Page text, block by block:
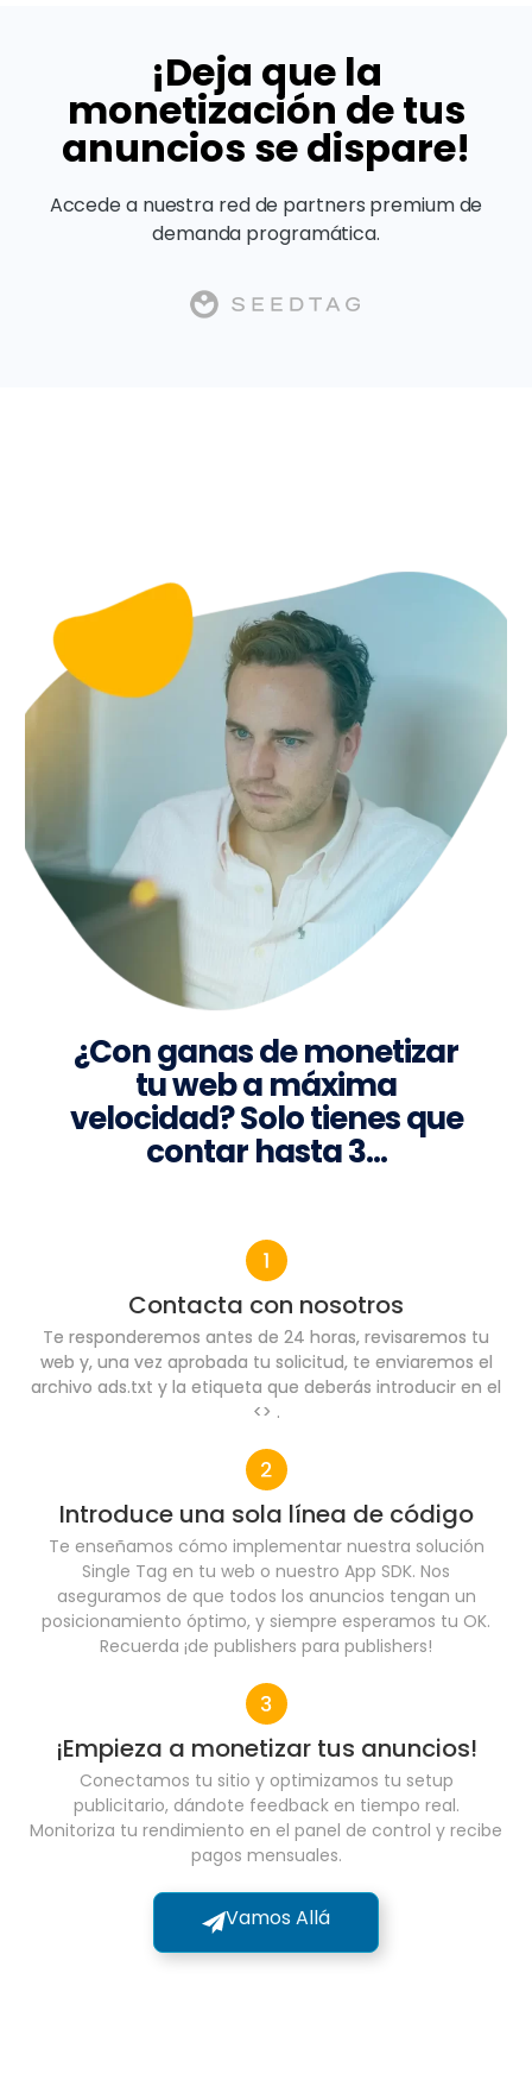
¡Deja que la
monetización de tus
anuncios se dispare!
Accede a nuestra red de partners premium de
demanda programática.
¿Con ganas de monetizar
tu web a máxima
velocidad? Solo tienes que
contar hasta 3…
Contacta con nosotros
Te responderemos antes de 24 horas, revisaremos tu
web y, una vez aprobada tu solicitud, te enviaremos el
archivo ads.txt y la etiqueta que deberás introducir en el
<> .
Introduce una sola línea de código
Te enseñamos cómo implementar nuestra solución
Single Tag en tu web o nuestro App SDK. Nos
aseguramos de que todos los anuncios tengan un
posicionamiento óptimo, y siempre esperamos tu OK.
Recuerda ¡de publishers para publishers!
¡Empieza a monetizar tus anuncios!
Conectamos tu sitio y optimizamos tu setup
publicitario, dándote feedback en tiempo real.
Monitoriza tu rendimiento en el panel de control y recibe
pagos mensuales.
Vamos Allá